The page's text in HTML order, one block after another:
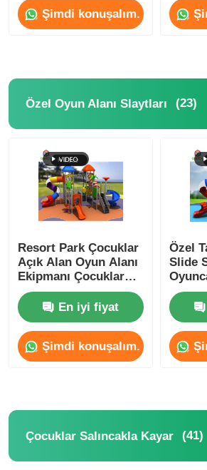
Haberler
Teklif Alın
Su parkı tasarımı
Özel Oyun Alanı Slaytları
Çocuklar Salıncakla Kayar
Çocuk Su Kaydırması
Özel Su Kaydırması
Şimdi konuşalım.
Özel Oyun Alanı Slaytları (23)
Resort Park Çocuklar
Açık Alan Oyun Alanı
Ekipmanı Çocuklar
Çok fonksiyonel
En iyi fiyat
Şimdi konuşalım.
Özel
Slide
Çocuklar Salıncakla Kayar (41)